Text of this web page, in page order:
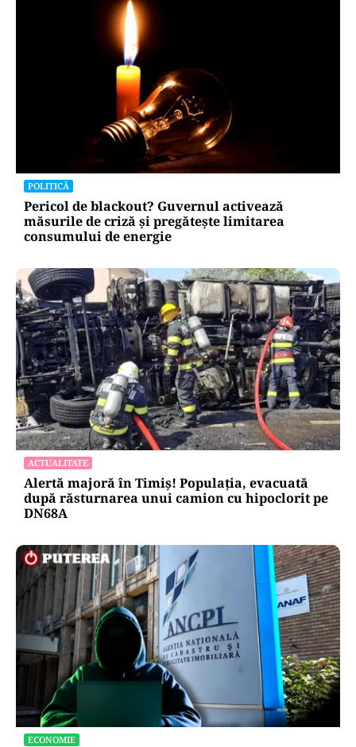
POLITICĂ
Pericol de blackout? Guvernul activează
măsurile de criză și pregătește limitarea
consumului de energie
ACTUALITATE
Alertă majoră în Timiș! Populația, evacuată
după răsturnarea unui camion cu hipoclorit pe
DN68A
ECONOMIE